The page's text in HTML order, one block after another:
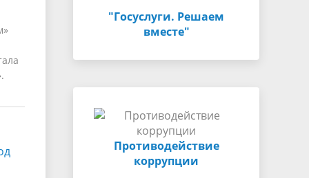
"Госуслуги. Решаем
вместе"
Противодействие
коррупции